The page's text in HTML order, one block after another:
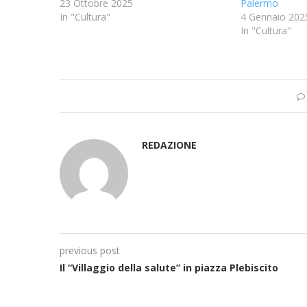
23 Ottobre 2025
In "Cultura"
Palermo
4 Gennaio
In "Cultura"
REDAZIONE
previous post
Il “Villaggio della salute” in piazza Plebiscito